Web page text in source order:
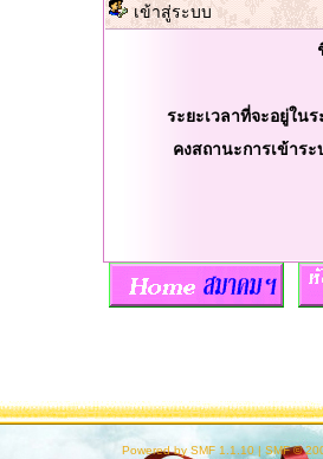
เข้าสู่ระบบ
ระยะเวลาที่จะอยู่ใน
คงสถานะการเข้าร
Powered by SMF 1.1.10 | SMF ©